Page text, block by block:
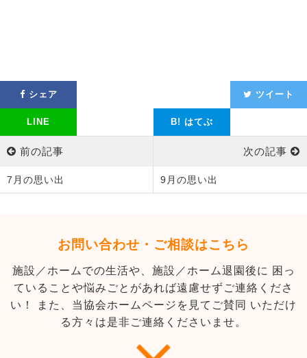
シェア ツイート
LINE B! はてぶ
前の記事
7月の思い出
次の記事
9月の思い出
お問い合わせ・ご相談はこちら
施設／ホームでの生活や、施設／ホーム退園後に 困っ
ていることや悩みごとがあれば遠慮せずご連絡くださ
い！
また、当協会ホームページを見てご賛同 いただけ
る方々は是非ご連絡くださいませ。